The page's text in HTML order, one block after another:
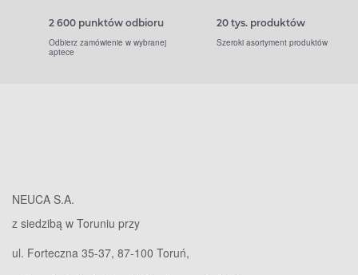
2 600 punktów odbioru
Odbierz zamówienie w wybranej
aptece
20 tys. produktów
Szeroki asortyment produktów
NEUCA S.A.
z siedzibą w Toruniu przy
ul. Forteczna 35-37, 87-100 Toruń,